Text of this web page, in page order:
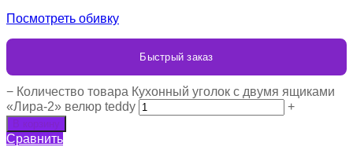
Посмотреть обивку
Быстрый заказ
− Количество товара Кухонный уголок с двумя ящиками
«Лира-2» велюр teddy
+
В корзину
Сравнить